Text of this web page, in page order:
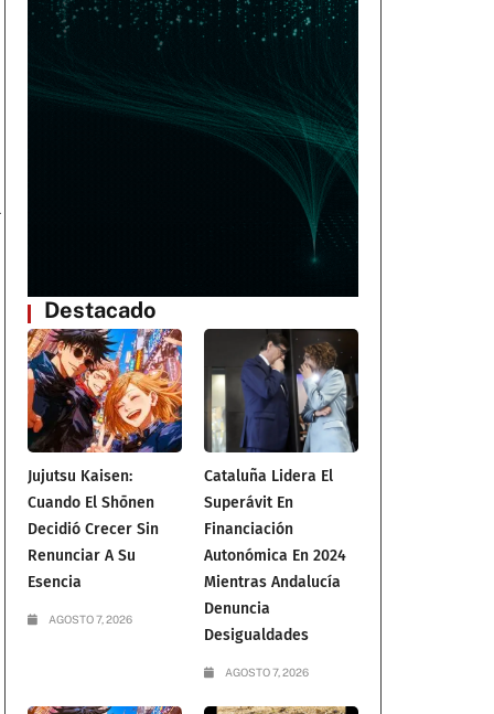
Destacado
Jujutsu Kaisen:
Cuando El Shōnen
Decidió Crecer Sin
Renunciar A Su
Esencia
AGOSTO 7, 2026
Cataluña Lidera El
Superávit En
Financiación
Autonómica En 2024
Mientras Andalucía
Denuncia
Desigualdades
AGOSTO 7, 2026